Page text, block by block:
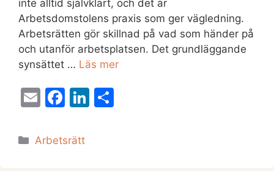
inte alltid självklart, och det är
Arbetsdomstolens praxis som ger vägledning.
Arbetsrätten gör skillnad på vad som händer på
och utanför arbetsplatsen. Det grundläggande
synsättet … Läs mer
E
ai
F
c
Li
Kategorier
Arbetsrätt